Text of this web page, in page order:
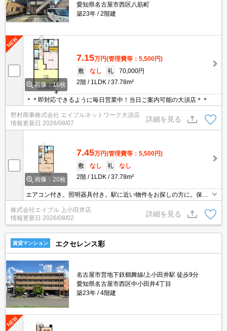
愛知県名古屋市西区八筋町
築23年
2階建
画像：16枚
7.15万円(管理費等：5,500円)
敷
なし 礼
70,000円
2階
1LDK 37.78m²
＊＊即対応できるように毎日営業中！当日ご案内可能の大須店＊＊
野村商事株式会社 エイブルネットワーク大須店
情報更新日 2026/08/07
詳細を見る
画像：20枚
7.45万円(管理費等：5,500円)
敷
なし 礼
なし
2階
1LDK 37.78m²
エアコン付き。照明器具付き。駅に近い物件をお探しの方に。保証
会社加入要(初回35,000円、月額総支払額の1％+800円/月)。
株式会社エイブル 上小田井店
情報更新日 2026/08/02
詳細を見る
賃貸マンション エクセレンス彩
名古屋市営地下鉄鶴舞線/上小田井駅 徒歩9分
愛知県名古屋市西区中小田井4丁目
築23年
4階建